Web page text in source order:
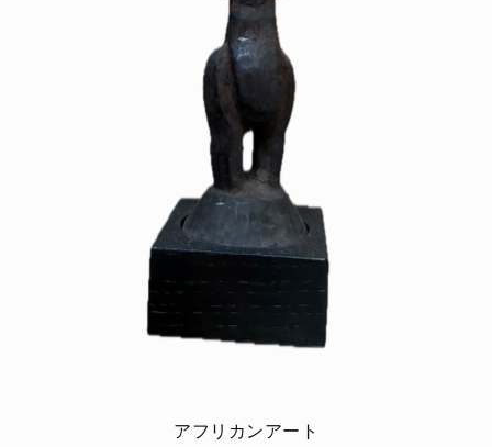
アフリカンアート